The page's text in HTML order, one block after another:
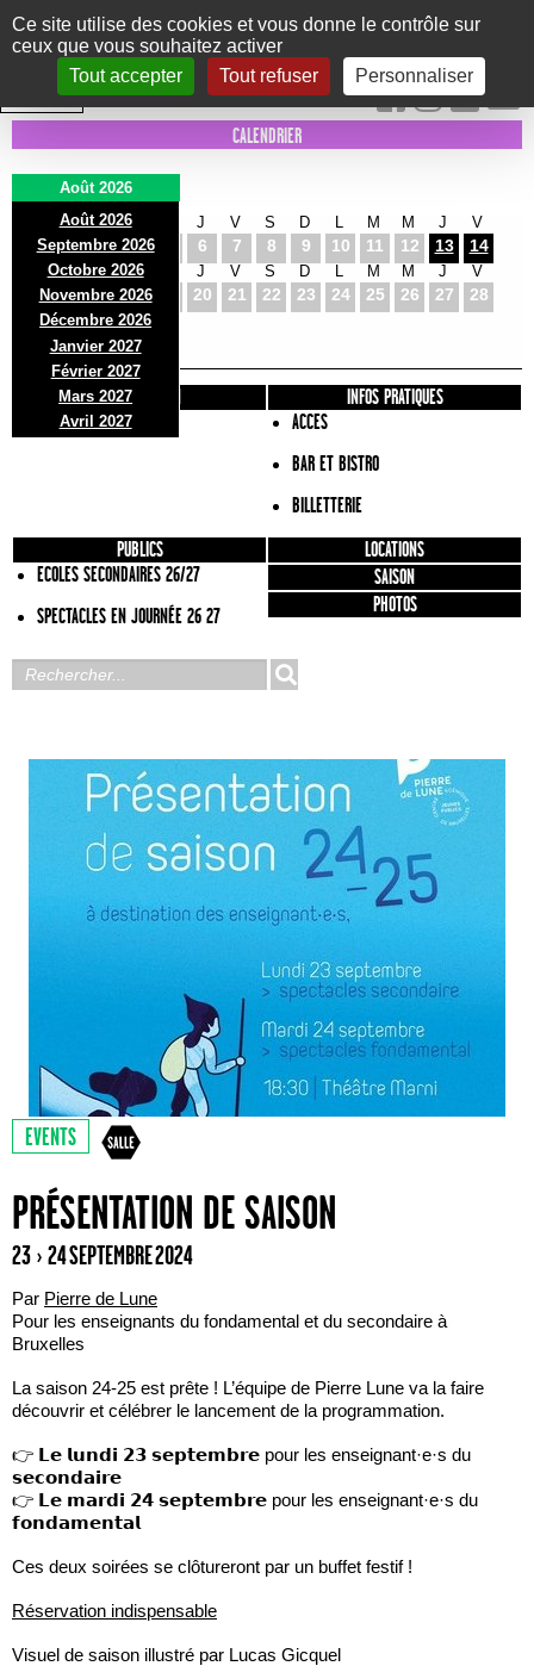
Panneau de gestion des cookies
Ce site utilise des cookies et vous donne le contrôle sur
ceux que vous souhaitez activer
Tout accepter
Tout refuser Personnaliser
Le Marni
CONCERTS DANSE/CIRQUE THÉÂTRE KIDS EXPOS EVENTS
INTRA MUROS
CALENDRIER
Août 2026
Août 2026
Septembre 2026
Octobre 2026
Novembre 2026
Décembre 2026
Janvier 2027
Février 2027
Mars 2027
Avril 2027
D
2
L
3
M
4
J
6
V
7
S
8
D
9 10
M
11
M
12
J
13
V
14
D
16
L
17
M
18
J
20
V
21
S
22
D
23 24
M
25
M
26
J
27
V
28
D
30
L
31
PRÉSENTATION
INFOS PRATIQUES
ACCES
BAR ET BISTRO
BILLETTERIE
PUBLICS
ECOLES SECONDAIRES 26/27
SPECTACLES EN JOURNÉE 26 27
LOCATIONS
SAISON
PHOTOS
EVENTS
PRÉSENTATION DE SAISON
23 › 24 SEPTEMBRE 2024
Par Pierre de Lune
Pour les enseignants du fondamental et du secondaire à
Bruxelles
La saison 24-25 est prête ! L’équipe de Pierre Lune va la faire
découvrir et célébrer le lancement de la programmation.
👉 𝗟𝗲 𝗹𝘂𝗻𝗱𝗶 𝟮𝟯 𝘀𝗲𝗽𝘁𝗲𝗺𝗯𝗿𝗲 pour les enseignant·e·s du
𝘀𝗲𝗰𝗼𝗻𝗱𝗮𝗶𝗿𝗲
👉 𝗟𝗲 𝗺𝗮𝗿𝗱𝗶 𝟮𝟰 𝘀𝗲𝗽𝘁𝗲𝗺𝗯𝗿𝗲 pour les enseignant·e·s du
𝗳𝗼𝗻𝗱𝗮𝗺𝗲𝗻𝘁𝗮𝗹
Ces deux soirées se clôtureront par un buffet festif !
Réservation indispensable
Visuel de saison illustré par Lucas Gicquel